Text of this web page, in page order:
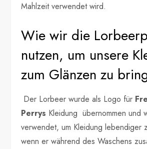
Mahlzeit verwendet wird.
Wie wir die
nutzen, um unsere
zum Glänzen zu
Der Lorbeer wurde als Logo für
Perrys Kleidung übernommen und
verwendet, um Kleidung lebendiger
wenn er während des Waschens